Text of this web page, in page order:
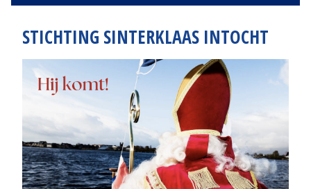
STICHTING SINTERKLAAS INTOCHT